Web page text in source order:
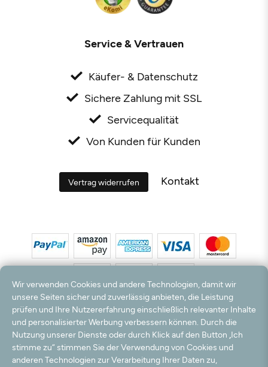
Service & Vertrauen
Käufer- & Datenschutz
Sichere Zahlung mit SSL
Servicequalität
Von Kunden für Kunden
Vertrag widerrufen Kontakt
*Alle Preise inkl. MwSt. und zzgl. Versandkosten. **Kostenloser Versand und Rückversand
nur innerhalb Deutschlands und Österreichs.
Hinweis:Wir nutzen Ihre E-Mail Adresse für werbliche Zwecke, die jederzeit widerrufen
werden können. Ihre Daten werden nicht an Dritte weitergegeben.
© 2003 - 2026 Teppichversand24 GmbH / Alle Rechte vorbehalten. powered by
Wir verwenden Cookies und andere Technologien, damit wir
unsere Seiten sicher und zuverlässig anbieten, die Leistung
prüfen und Ihre Nutzererfahrung einschließlich relevanter Inhalte
und personalisierter Werbung verbessern können. Durch die
Nutzung unserer Dienste oder durch Klick auf den Button „Ich
stimme zu“ stimmen Sie der Verwendung von Cookies und
anderen Technologien zur Verarbeitung Ihrer Daten zu,